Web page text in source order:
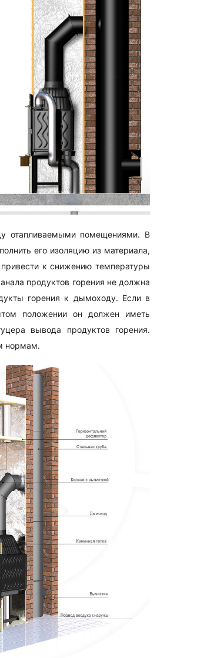
отапливаемыми помещениями. В
его изоляцию из материала,
к снижению температуры
продуктов горения не должна
горения к дымоходу. Если в
положении он должен иметь
вывода продуктов горения.
нормам.